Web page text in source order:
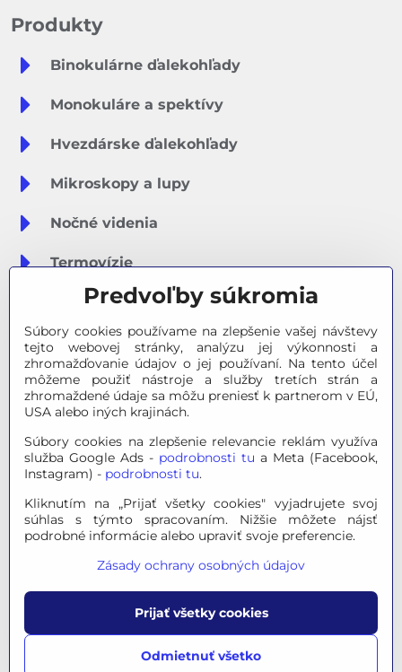
Produkty
Binokulárne ďalekohľady
Monokuláre a spektívy
Hvezdárske ďalekohľady
Mikroskopy a lupy
Nočné videnia
Termovízie
Meteostanice
Značky
Výpredaj
Tipy na darčeky
Poradňa - Ako si vybrať
© 2026 OPTINO s.r.o., všetky práva vyhradené. Všetky logá a
vlastníka.
Mapa stránok|Právne informácie|Ochrana osobných
údajov|Nastavenie súkromia
spoločnosťou Google, platiaPravidlá ochrany osobných
Predvoľby súkromia
Súbory cookies používame na zlepšenie vašej návštevy
tejto webovej stránky, analýzu jej výkonnosti a
zhromažďovanie údajov o jej používaní. Na tento účel
môžeme použiť nástroje a služby tretích strán a
zhromaždené údaje sa môžu preniesť k partnerom v EÚ,
USA alebo iných krajinách.
Súbory cookies na zlepšenie relevancie reklám využíva
služba Google Ads - podrobnosti tu a Meta (Facebook,
Instagram) - podrobnosti tu.
Kliknutím na „Prijať všetky cookies" vyjadrujete svoj
súhlas s týmto spracovaním. Nižšie môžete nájsť
podrobné informácie alebo upraviť svoje preferencie.
Zásady ochrany osobných údajov
Prijať všetky cookies
Odmietnuť všetko